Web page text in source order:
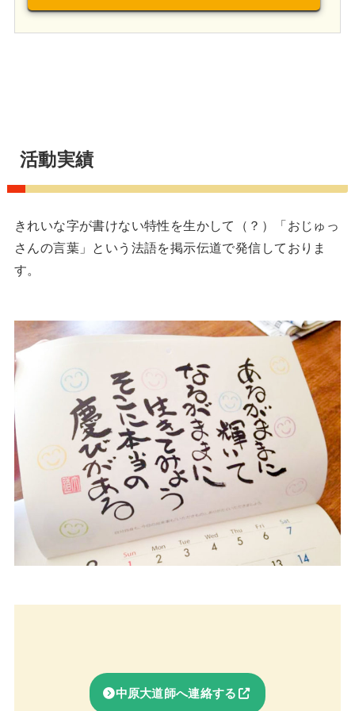
活動実績
きれいな字が書けない特性を生かして（？）「おじゅっ
さんの言葉」という法語を掲示伝道で発信しておりま
す。
中原大道師へ連絡する